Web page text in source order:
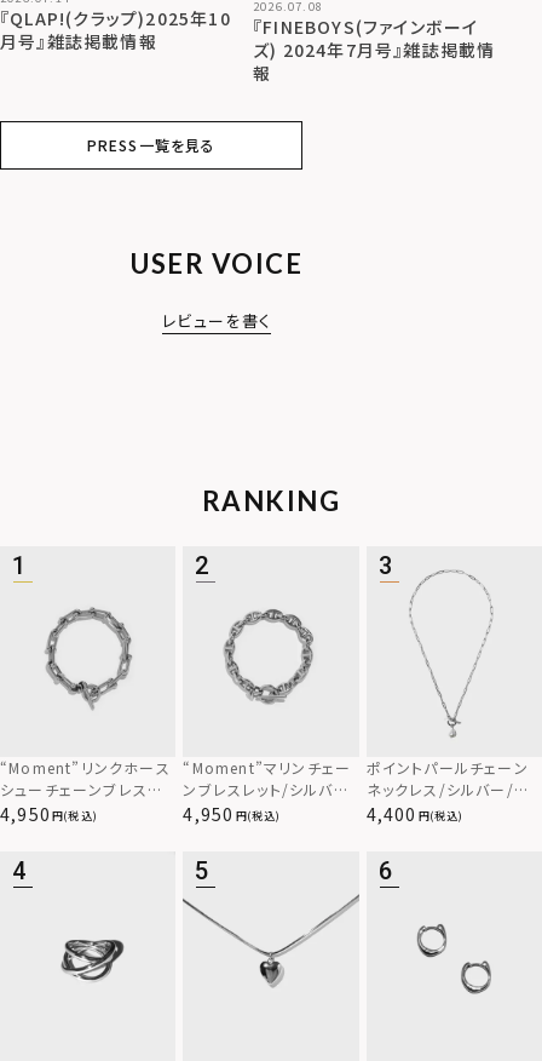
『QLAP!(クラップ)2025年10
月号』雑誌掲載情報
2026.07.08
『FINEBOYS(ファインボーイ
ズ) 2024年7月号』雑誌掲載情
報
PRESS一覧を見る
USER VOICE
レビューを書く
RANKING
“Moment”リンクホース
シューチェーンブレスレッ
ト/シルバー/サージカル
4,950 (税込)
“Moment”マリンチェー
ンブレスレット/シルバー/
サージカルステンレス31
4,950 (税込)
ポイントパールチェーン
ネックレス/シルバー/サ
ージカルステンレス316L
4,400 (税込)